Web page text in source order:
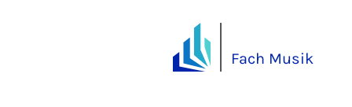
Fach Musik